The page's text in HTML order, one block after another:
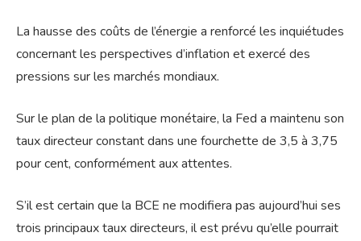
La hausse des coûts de l’énergie a renforcé les inquiétudes
concernant les perspectives d’inflation et exercé des
pressions sur les marchés mondiaux.
Sur le plan de la politique monétaire, la Fed a maintenu son
taux directeur constant dans une fourchette de 3,5 à 3,75
pour cent, conformément aux attentes.
S’il est certain que la BCE ne modifiera pas aujourd’hui ses
trois principaux taux directeurs, il est prévu qu’elle pourrait